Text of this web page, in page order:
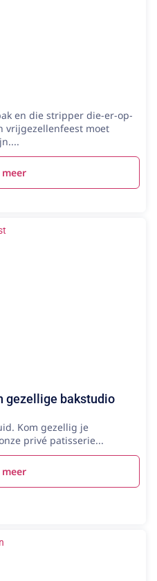
en die stripper die-er-op-
vrijgezellenfeest moet
meer
gezellige bakstudio
Kom gezellig je
privé patisserie...
meer